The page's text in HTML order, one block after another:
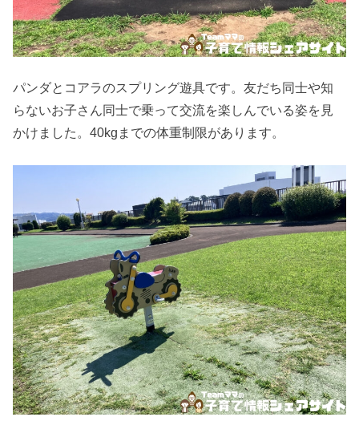
パンダとコアラのスプリング遊具です。友だち同士や知
らないお子さん同士で乗って交流を楽しんでいる姿を見
かけました。40kgまでの体重制限があります。